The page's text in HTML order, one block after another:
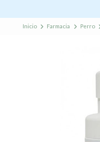
Inicio Farmacia Perro